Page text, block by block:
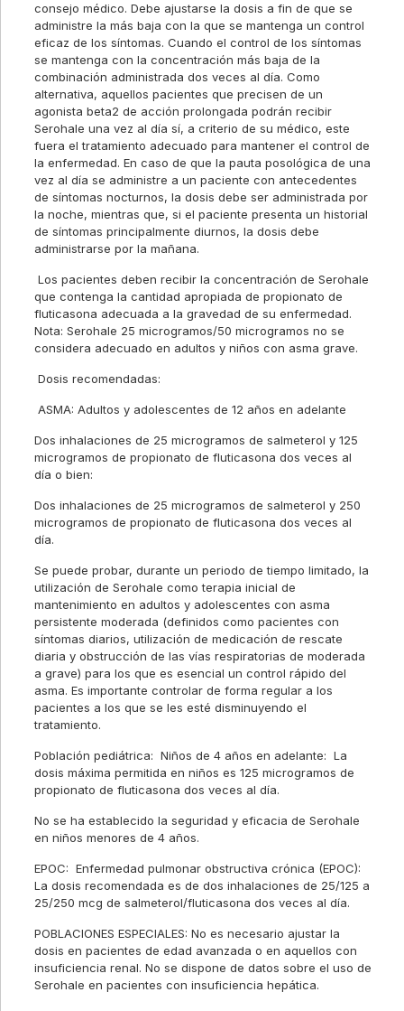
consejo médico. Debe ajustarse la dosis a fin de que se
administre la más baja con la que se mantenga un control
eficaz de los síntomas. Cuando el control de los síntomas
se mantenga con la concentración más baja de la
combinación administrada dos veces al día. Como
alternativa, aquellos pacientes que precisen de un
agonista beta2 de acción prolongada podrán recibir
Serohale una vez al día sí, a criterio de su médico, este
fuera el tratamiento adecuado para mantener el control de
la enfermedad. En caso de que la pauta posológica de una
vez al día se administre a un paciente con antecedentes
de síntomas nocturnos, la dosis debe ser administrada por
la noche, mientras que, si el paciente presenta un historial
de síntomas principalmente diurnos, la dosis debe
administrarse por la mañana.
Los pacientes deben recibir la concentración de Serohale
que contenga la cantidad apropiada de propionato de
fluticasona adecuada a la gravedad de su enfermedad.
Nota: Serohale 25 microgramos/50 microgramos no se
considera adecuado en adultos y niños con asma grave.
Dosis recomendadas:
ASMA: Adultos y adolescentes de 12 años en adelante
Dos inhalaciones de 25 microgramos de salmeterol y 125
microgramos de propionato de fluticasona dos veces al
día o bien:
Dos inhalaciones de 25 microgramos de salmeterol y 250
microgramos de propionato de fluticasona dos veces al
día.
Se puede probar, durante un periodo de tiempo limitado, la
utilización de Serohale como terapia inicial de
mantenimiento en adultos y adolescentes con asma
persistente moderada (definidos como pacientes con
síntomas diarios, utilización de medicación de rescate
diaria y obstrucción de las vías respiratorias de moderada
a grave) para los que es esencial un control rápido del
asma. Es importante controlar de forma regular a los
pacientes a los que se les esté disminuyendo el
tratamiento.
Población pediátrica: Niños de 4 años en adelante: La
dosis máxima permitida en niños es 125 microgramos de
propionato de fluticasona dos veces al día.
No se ha establecido la seguridad y eficacia de Serohale
en niños menores de 4 años.
EPOC: Enfermedad pulmonar obstructiva crónica (EPOC):
La dosis recomendada es de dos inhalaciones de 25/125 a
25/250 mcg de salmeterol/fluticasona dos veces al día.
POBLACIONES ESPECIALES: No es necesario ajustar la
dosis en pacientes de edad avanzada o en aquellos con
insuficiencia renal. No se dispone de datos sobre el uso de
Serohale en pacientes con insuficiencia hepática.